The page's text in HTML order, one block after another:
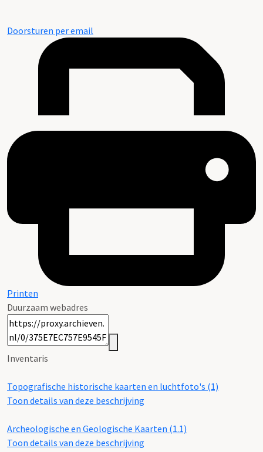
Doorsturen per email
Printen
Duurzaam webadres
Inventaris
Topografische historische kaarten en luchtfoto's (1)
Toon details van deze beschrijving
Archeologische en Geologische Kaarten (1.1)
Toon details van deze beschrijving